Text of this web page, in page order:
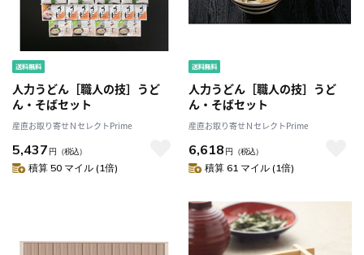
人力うどん［職人の技］うど
ん・そばセット
産直お取り寄せＮセレクトPrime
5,437 円 （税込）
積算 50 マイル (1倍)
人力うどん［職人の技］うど
ん・そばセット
産直お取り寄せＮセレクトPrime
6,618 円 （税込）
積算 61 マイル (1倍)